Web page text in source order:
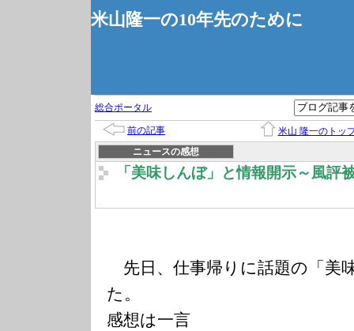
米山隆一の10年先のために
総合ポータル
前の記事
米山 隆一のトッ
ニュースの感想
「美味しんぼ」と情報開示～風評
先日、仕事帰りに話題の「美
た。
感想は一言